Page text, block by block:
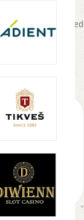
fields are marked